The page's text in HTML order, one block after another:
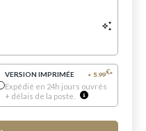
VERSION IMPRIMÉE + 5.99€*
Expédié en 24h jours ouvrés
+ délais de la poste.